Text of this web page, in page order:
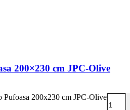
200×230 cm JPC-Olive
Pufoasa 200x230 cm JPC-Olive